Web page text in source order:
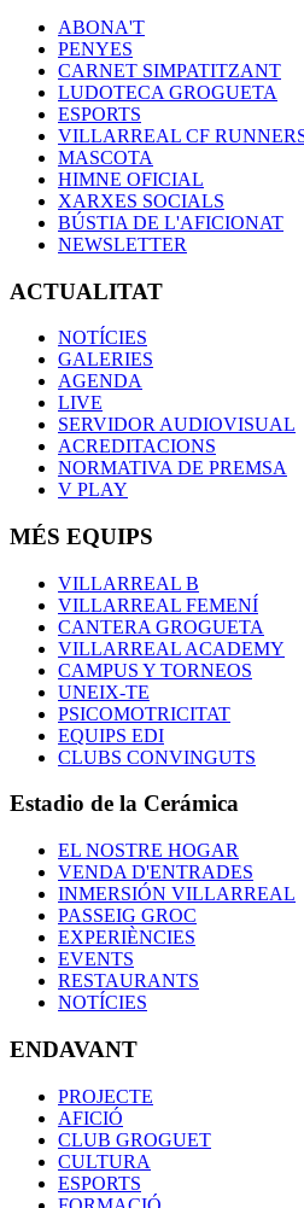
ABONA'T
PENYES
CARNET SIMPATITZANT
LUDOTECA GROGUETA
ESPORTS
VILLARREAL CF
MASCOTA
HIMNE OFICIAL
XARXES SOCIALS
BÚSTIA DE L'AFICIONAT
NEWSLETTER
ACTUALITAT
NOTÍCIES
GALERIES
AGENDA
LIVE
SERVIDOR AUDIOVISUAL
ACREDITACIONS
NORMATIVA DE PREMSA
V PLAY
MÉS EQUIPS
VILLARREAL B
VILLARREAL FEMENÍ
CANTERA GROGUETA
VILLARREAL ACADEMY
CAMPUS Y TORNEOS
UNEIX-TE
PSICOMOTRICITAT
EQUIPS EDI
CLUBS CONVINGUTS
Estadio de la Cerámica
EL NOSTRE HOGAR
VENDA D'ENTRADES
INMERSIÓN VILLARREAL
PASSEIG GROC
EXPERIÈNCIES
EVENTS
RESTAURANTS
NOTÍCIES
ENDAVANT
PROJECTE
AFICIÓ
CLUB GROGUET
CULTURA
ESPORTS